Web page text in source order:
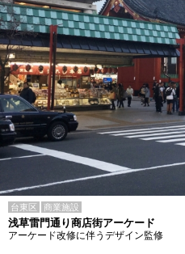
台東区 商業施設
浅草雷門通り商店街アーケード
アーケード改修に伴うデザイン監修